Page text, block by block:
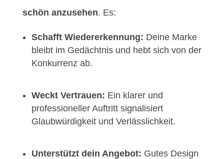
schön anzusehen. Es:
Schafft Wiedererkennung: Deine Marke
bleibt im Gedächtnis und hebt sich von der
Konkurrenz ab.
Weckt Vertrauen: Ein klarer und
professioneller Auftritt signalisiert
Glaubwürdigkeit und Verlässlichkeit.
Unterstützt dein Angebot: Gutes Design